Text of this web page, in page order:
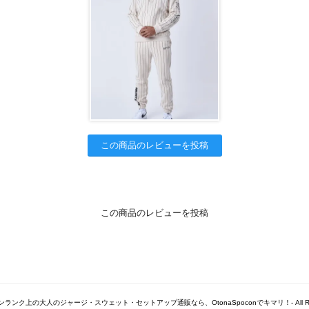
この商品のレビューを投稿
この商品のレビューを投稿
ランク上の大人のジャージ・スウェット・セットアップ通販なら、OtonaSpoconでキマリ！- All